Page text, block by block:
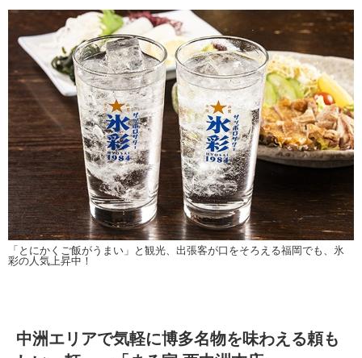
「とにかくご飯がうまい」と観光、出張客が口をそろえる福岡でも、氷
彩の人気上昇中！
中洲エリアで気軽に博多名物を味わえる頼も